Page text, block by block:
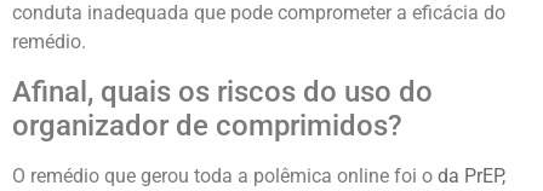
conduta inadequada que pode comprometer a eficácia do
remédio.
Afinal, quais os riscos do uso do
organizador de comprimidos?
O remédio que gerou toda a polêmica online foi o da PrEP,